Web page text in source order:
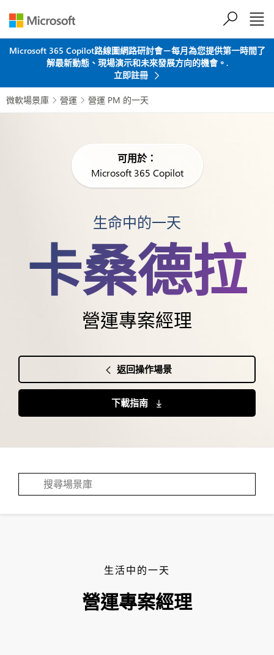
Microsoft 365 Copilot路線圖網路研討會－每月為您提供第一時間了
解最新動態、現場演示和未來發展方向的機會。.
立即註冊
微軟場景庫  營運  營運 PM 的一天
可用於：
Microsoft 365 Copilot
生命中的一天
卡桑德拉
營運專案經理
返回操作場景
下載指南
生活中的一天
營運專案經理